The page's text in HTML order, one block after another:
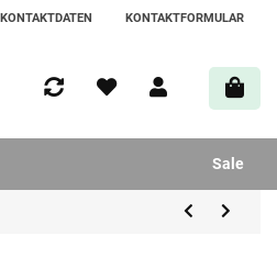
KONTAKTFORMULAR
Sale